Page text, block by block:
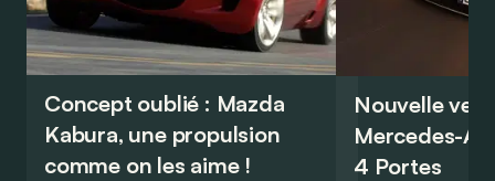
Concept oublié : Mazda
Kabura, une propulsion
comme on les aime !
Nouvelle
Mercedes-
4 Portes